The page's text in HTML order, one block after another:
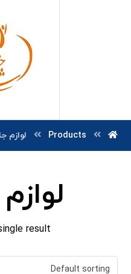
Products لوازم
result